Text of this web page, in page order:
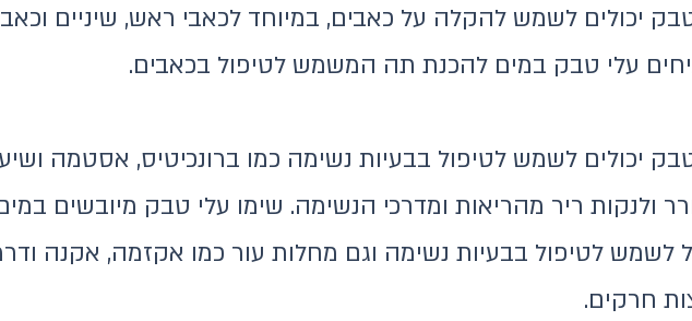
יכולים לשמש להקלה על כאבים, במיוחד לכאבי ראש, שיניים
עלי טבק במים להכנת תה המשמש לטיפול בכאבים.
יכולים לשמש לטיפול בבעיות נשימה כמו ברונכיטיס, אסטמה
ולנקות ריר מהריאות ומדרכי הנשימה. שימו עלי טבק מיובשים
לשמש לטיפול בבעיות נשימה וגם מחלות עור כמו אקזמה, אקנה
חרקים.